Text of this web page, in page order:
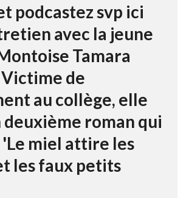
podcastez svp ici
avec la jeune
Tamara
de
au collège, elle
deuxième roman qui
miel attire les
les faux petits